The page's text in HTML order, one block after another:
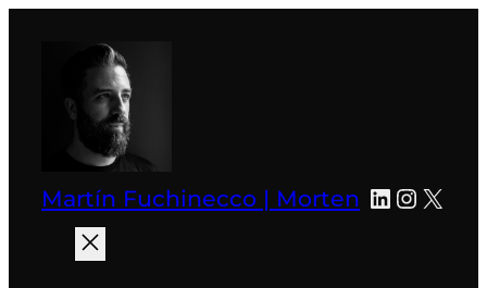
contenido
Martín Fuchinecco | Morten LinkedIn
X